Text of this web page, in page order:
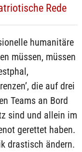
Rede
humanitäre
müssen, müssen
die auf drei
Teams an Bord
sind und allein im
gerettet haben.
drastisch ändern.